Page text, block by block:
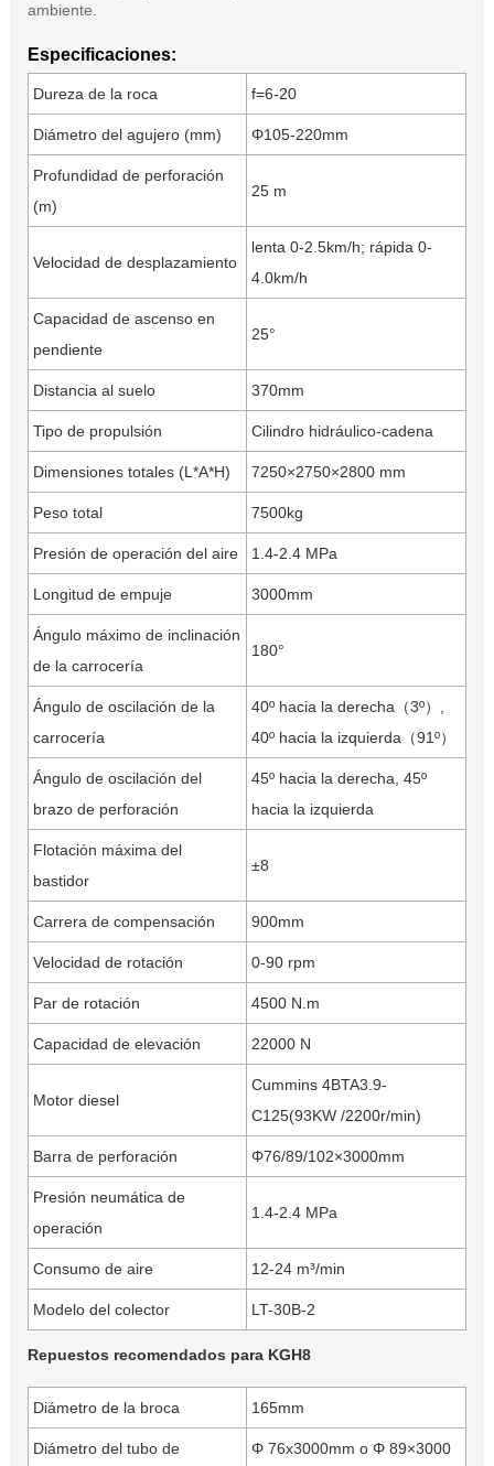
ambiente.
Especificaciones:
Dureza de la roca f=6-20
Diámetro del agujero (mm) Φ105-220mm
Profundidad de perforación
(m)
25 m
Velocidad de desplazamiento
lenta 0-2.5km/h; rápida 0-
4.0km/h
Capacidad de ascenso en
pendiente
25°
Distancia al suelo 370mm
Tipo de propulsión Cilindro hidráulico-cadena
Dimensiones totales (L*A*H) 7250×2750×2800 mm
Peso total 7500kg
Presión de operación del aire 1.4-2.4 MPa
Longitud de empuje 3000mm
Ángulo máximo de inclinación
de la carrocería
180°
Ángulo de oscilación de la
carrocería
40º hacia la derecha（3º）,
40º hacia la izquierda（91º）
Ángulo de oscilación del
brazo de perforación
45º hacia la derecha, 45º
hacia la izquierda
Flotación máxima del
bastidor
±8
Carrera de compensación 900mm
Velocidad de rotación 0-90 rpm
Par de rotación 4500 N.m
Capacidad de elevación 22000 N
Motor diesel
Cummins 4BTA3.9-
C125(93KW /2200r/min)
Barra de perforación Φ76/89/102×3000mm
Presión neumática de
operación
1.4-2.4 MPa
Consumo de aire 12-24 m³/min
Modelo del colector LT-30B-2
Repuestos recomendados para KGH8
Diámetro de la broca 165mm
Diámetro del tubo de
Φ 76x3000mm o Φ 89×3000